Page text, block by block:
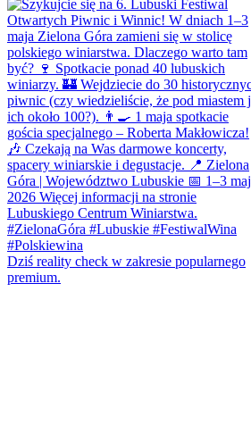
Dziś reality check w zakresie popularnego
premium.